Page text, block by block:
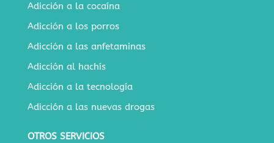
Adicción a la cocaína
Adicción a los porros
Adicción a las anfetaminas
Adicción al hachís
Adicción a la tecnología
Adicción a las nuevas drogas
OTROS SERVICIOS